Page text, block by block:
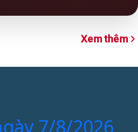
Xem thêm
7/8/2026